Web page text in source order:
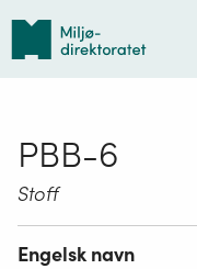
Tilbake
forsiden
PBB-6
Stoff
Engelsk navn